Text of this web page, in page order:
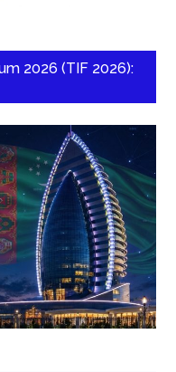
2026 (TIF 2026):